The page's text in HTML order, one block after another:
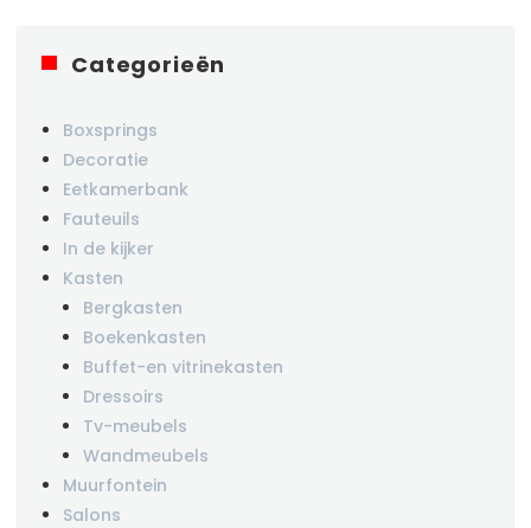
Categorieën
Boxsprings
Decoratie
Eetkamerbank
Fauteuils
In de kijker
Kasten
Bergkasten
Boekenkasten
Buffet-en vitrinekasten
Dressoirs
Tv-meubels
Wandmeubels
Muurfontein
Salons